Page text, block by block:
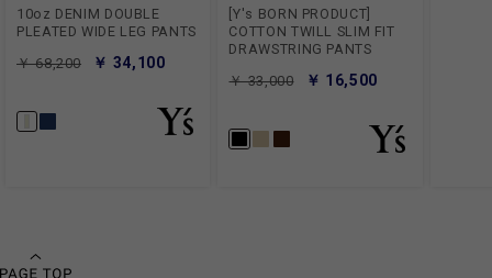
10oz DENIM DOUBLE
PLEATED WIDE LEG PANTS
￥ 68,200
￥ 34,100
[Y's BORN PRODUCT]
COTTON TWILL SLIM FIT
DRAWSTRING PANTS
￥ 33,000
￥ 16,500